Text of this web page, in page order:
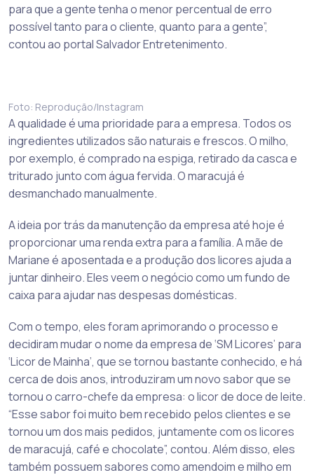
para que a gente tenha o menor percentual de erro
possível tanto para o cliente, quanto para a gente”,
contou ao portal Salvador Entretenimento.
Foto: Reprodução/Instagram
A qualidade é uma prioridade para a empresa. Todos os
ingredientes utilizados são naturais e frescos. O milho,
por exemplo, é comprado na espiga, retirado da casca e
triturado junto com água fervida. O maracujá é
desmanchado manualmente.
A ideia por trás da manutenção da empresa até hoje é
proporcionar uma renda extra para a família. A mãe de
Mariane é aposentada e a produção dos licores ajuda a
juntar dinheiro. Eles veem o negócio como um fundo de
caixa para ajudar nas despesas domésticas.
Com o tempo, eles foram aprimorando o processo e
decidiram mudar o nome da empresa de ‘SM Licores’ para
‘Licor de Mainha’, que se tornou bastante conhecido, e há
cerca de dois anos, introduziram um novo sabor que se
tornou o carro-chefe da empresa: o licor de doce de leite.
“Esse sabor foi muito bem recebido pelos clientes e se
tornou um dos mais pedidos, juntamente com os licores
de maracujá, café e chocolate”, contou. Além disso, eles
também possuem sabores como amendoim e milho em